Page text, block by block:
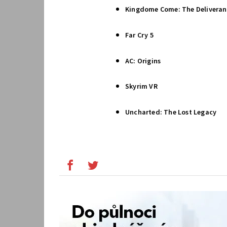
Kingdome Come: The
Far Cry 5
AC: Origins
Skyrim VR
Uncharted: The Lost Legacy